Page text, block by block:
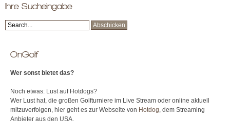
Ihre Sucheingabe
OnGolf
Wer sonst bietet das?
Noch etwas: Lust auf Hotdogs?
Wer Lust hat, die großen Golfturniere im Live Stream oder online aktuell
mitzuverfolgen, hier geht es zur Webseite von Hotdog , dem Streaming
Anbieter aus den USA.